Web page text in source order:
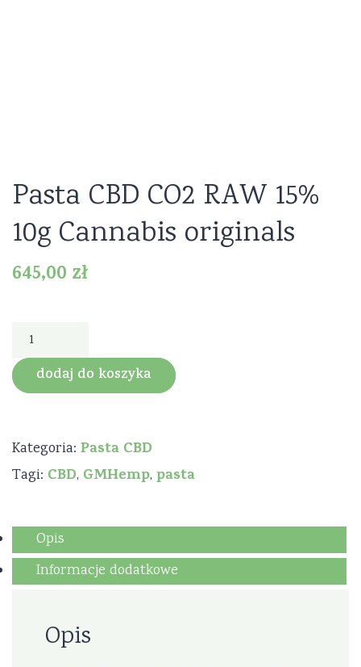
Pasta CBD CO2 RAW 15%
10g Cannabis originals
645,00 zł
ilość Pasta
RAW 15%
10g
dodaj do koszyka
Kategoria: Pasta CBD
Tagi: CBD, GMHemp, pasta
Opis
Informacje dodatkowe
Opis